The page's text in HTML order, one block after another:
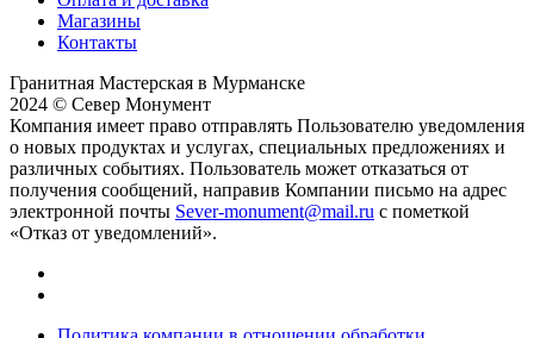
Магазины
Контакты
Гранитная Мастерская в Мурманске
2024 © Север Монумент
Компания имеет право отправлять Пользователю уведомления
о новых продуктах и услугах, специальных предложениях и
различных событиях. Пользователь может отказаться от
получения сообщений, направив Компании письмо на адрес
электронной почты Sever-monument@mail.ru с пометкой
«Отказ от уведомлений».